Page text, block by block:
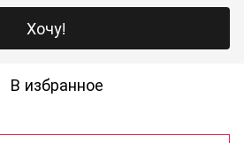
Хочу!
В избранное